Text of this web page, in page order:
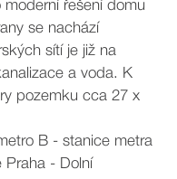
řešení domu
se nachází
sítí je již na
a voda. K
pozemku cca 27 x
B - stanice metra
Praha - Dolní